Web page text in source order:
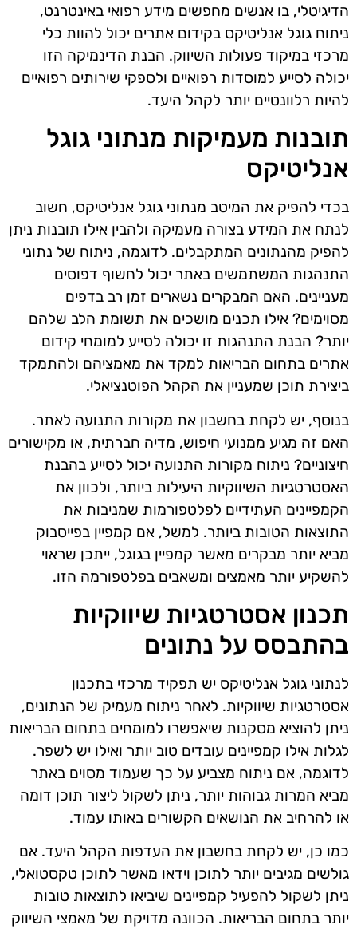
הדיגיטלי, בו אנשים מחפשים מידע רפואי באינטרנט,
ניתוח גוגל אנליטיקס בקידום אתרים יכול להוות כלי
מרכזי במיקוד פעולות השיווק. הבנת הדינמיקה הזו
יכולה לסייע למוסדות רפואיים ולספקי שירותים רפואיים
להיות רלוונטיים יותר לקהל היעד.
תובנות מעמיקות מנתוני גוגל
אנליטיקס
בכדי להפיק את המיטב מנתוני גוגל אנליטיקס, חשוב
לנתח את המידע בצורה מעמיקה ולהבין אילו תובנות ניתן
להפיק מהנתונים המתקבלים. לדוגמה, ניתוח של נתוני
התנהגות המשתמשים באתר יכול לחשוף דפוסים
מעניינים. האם המבקרים נשארים זמן רב בדפים
מסוימים? אילו תכנים מושכים את תשומת הלב שלהם
יותר? הבנת התנהגות זו יכולה לסייע למומחי קידום
אתרים בתחום הבריאות למקד את מאמציהם ולהתמקד
ביצירת תוכן שמעניין את הקהל הפוטנציאלי.
בנוסף, יש לקחת בחשבון את מקורות התנועה לאתר.
האם זה מגיע ממנועי חיפוש, מדיה חברתית, או מקישורים
חיצוניים? ניתוח מקורות התנועה יכול לסייע בהבנת
האסטרטגיות השיווקיות היעילות ביותר, ולכוון את
הקמפיינים העתידיים לפלטפורמות שמניבות את
התוצאות הטובות ביותר. למשל, אם קמפיין בפייסבוק
מביא יותר מבקרים מאשר קמפיין בגוגל, ייתכן שראוי
להשקיע יותר מאמצים ומשאבים בפלטפורמה הזו.
תכנון אסטרטגיות שיווקיות
בהתבסס על נתונים
לנתוני גוגל אנליטיקס יש תפקיד מרכזי בתכנון
אסטרטגיות שיווקיות. לאחר ניתוח מעמיק של הנתונים,
ניתן להוציא מסקנות שיאפשרו למומחים בתחום הבריאות
לגלות אילו קמפיינים עובדים טוב יותר ואילו יש לשפר.
לדוגמה, אם ניתוח מצביע על כך שעמוד מסוים באתר
מביא המרות גבוהות יותר, ניתן לשקול ליצור תוכן דומה
או להרחיב את הנושאים הקשורים באותו עמוד.
כמו כן, יש לקחת בחשבון את העדפות הקהל היעד. אם
גולשים מגיבים יותר לתוכן וידאו מאשר לתוכן טקסטואלי,
ניתן לשקול להפעיל קמפיינים שיביאו לתוצאות טובות
יותר בתחום הבריאות. הכוונה מדויקת של מאמצי השיווק